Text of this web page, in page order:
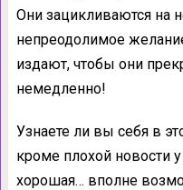
Они зацикливаются на
непреодолимое
издают, чтобы они
немедленно!
Узнаете ли вы себя в
кроме плохой новости
хорошая… вполне